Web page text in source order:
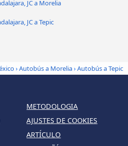
JC a Morelia
JC a Tepic
›Autobús a Morelia›Autobús a Tepic
METODOLOGIA
AJUSTES DE COOKIES
ARTÍCULO